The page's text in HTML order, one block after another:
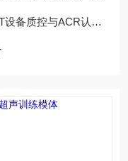
ACR认证的全能解决方案